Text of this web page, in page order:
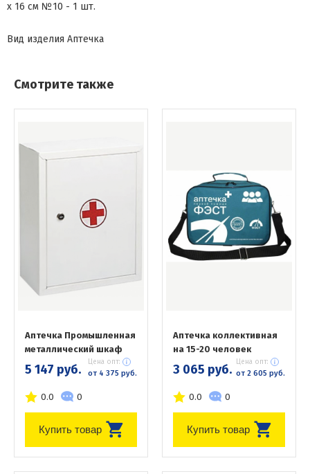
x 16 см №10 - 1 шт.
Вид изделия Аптечка
Смотрите также
Аптечка Промышленная
металлический шкаф
5 147 руб. Цена опт:
от 4 375 руб.
0.0 0
Купить товар
Аптечка коллективная
на 15-20 человек
3 065 руб. Цена опт:
от 2 605 руб.
0.0 0
Купить товар